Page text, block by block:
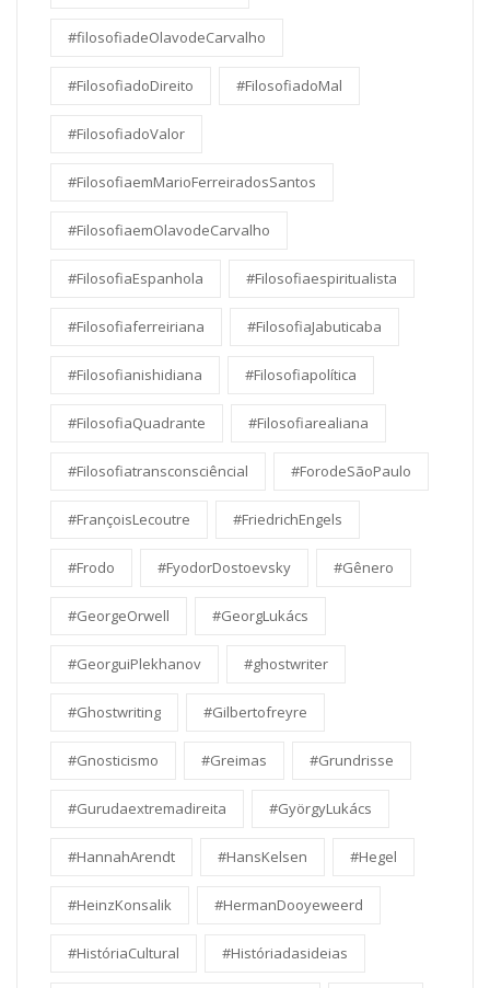
#filosofiadeOlavodeCarvalho
#FilosofiadoDireito #FilosofiadoMal
#FilosofiadoValor
#FilosofiaemMarioFerreiradosSantos
#FilosofiaemOlavodeCarvalho
#FilosofiaEspanhola #Filosofiaespiritualista
#Filosofiaferreiriana #FilosofiaJabuticaba
#Filosofianishidiana #Filosofiapolítica
#FilosofiaQuadrante #Filosofiarealiana
#Filosofiatransconsciêncial #ForodeSãoPaulo
#FrançoisLecoutre #FriedrichEngels
#Frodo #FyodorDostoevsky #Gênero
#GeorgeOrwell #GeorgLukács
#GeorguiPlekhanov #ghostwriter
#Ghostwriting #Gilbertofreyre
#Gnosticismo #Greimas #Grundrisse
#Gurudaextremadireita #GyörgyLukács
#HannahArendt #HansKelsen #Hegel
#HeinzKonsalik #HermanDooyeweerd
#HistóriaCultural #Históriadasideias